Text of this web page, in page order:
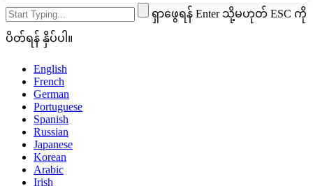
ရှာဖွေရန် Enter သို့မဟုတ် ESC ကို
ပိတ်ရန် နှိပ်ပါ။
English
French
German
Portuguese
Spanish
Russian
Japanese
Korean
Arabic
Irish